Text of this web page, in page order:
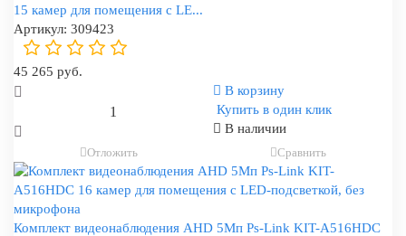
15 камер для помещения с LE...
Артикул: 309423
45 265 руб.
В корзину
Купить в один клик
В наличии
Отложить Сравнить
Комплект видеонаблюдения AHD 5Мп Ps-Link KIT-A516HDC